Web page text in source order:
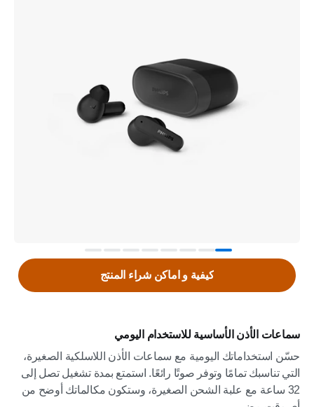
سماعات الأذن الأساسية للاستخدام اليومي
حسّن استخداماتك اليومية مع سماعات الأذن اللاسلكية الصغيرة،
التي تناسبك تمامًا وتوفر صوتًا رائعًا. استمتع بمدة تشغيل تصل إلى
32 ساعة مع علبة الشحن الصغيرة، وستكون مكالماتك أوضح من
كيفية و اماكن شراء المنتج